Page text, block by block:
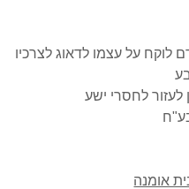
לוקח על עצמו לדאוג לצרכיו
אומנה